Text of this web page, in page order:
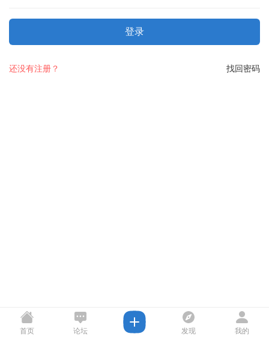
登录
找回密码
还没有注册？
首页 论坛 发现 我的